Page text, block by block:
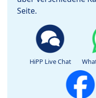
Seite.
HiPP Live Chat